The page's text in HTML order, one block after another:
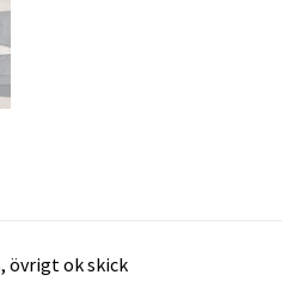
övrigt ok skick